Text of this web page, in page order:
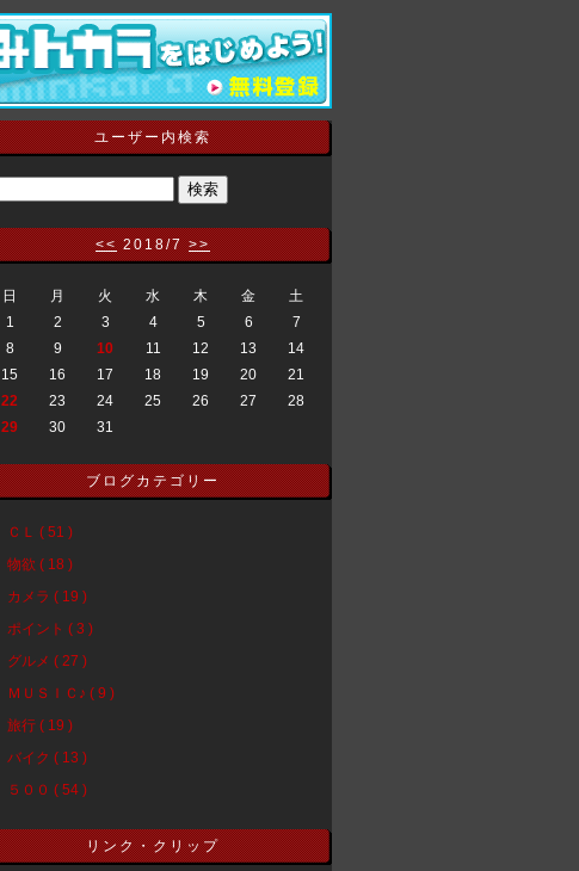
ユーザー内検索
<<2018/7>>
日 月 火 水 木 金
土
1
2 3 4 5 6
7
8
9 10 11 12 13
14
15
16 17 18 19 20
21
22
23 24 25 26 27
28
29
30 31
ブログカテゴリー
ＣＬ ( 51 )
物欲 ( 18 )
カメラ ( 19 )
ポイント ( 3 )
グルメ ( 27 )
ＭＵＳＩＣ♪ ( 9 )
旅行 ( 19 )
バイク ( 13 )
５００ ( 54 )
リンク・クリップ